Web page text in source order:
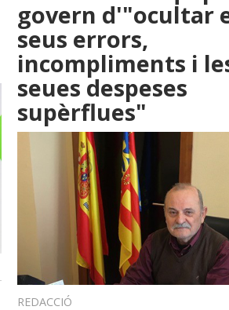
govern d'"ocultar
seus errors,
incompliments i
seues despeses
supèrflues"
REDACCIÓ